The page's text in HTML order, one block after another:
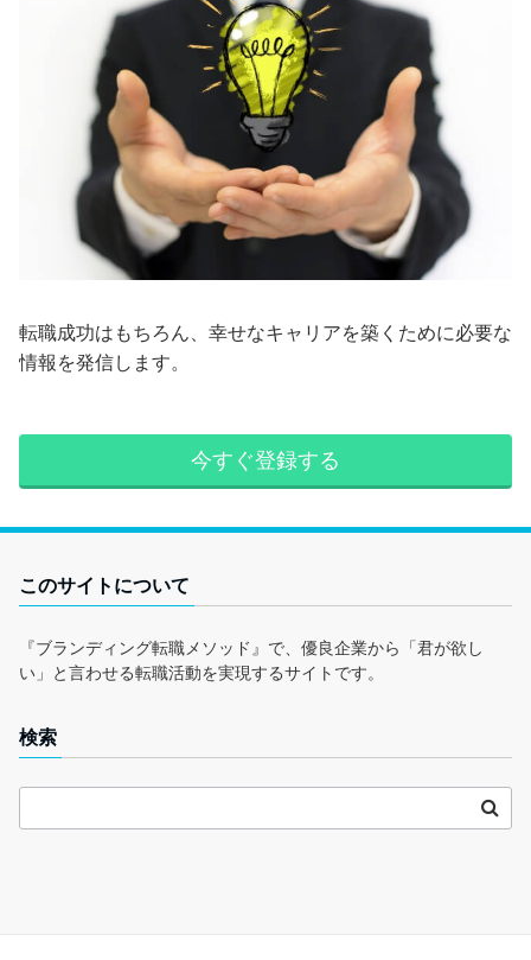
転職成功はもちろん、幸せなキャリアを築くために必要な
情報を発信します。
今すぐ登録する
このサイトについて
『ブランディング転職メソッド』で、優良企業から「君が欲し
い」と言わせる転職活動を実現するサイトです。
検索